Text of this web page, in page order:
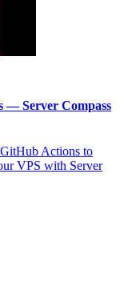
— Server Compass
Actions to
VPS with Server